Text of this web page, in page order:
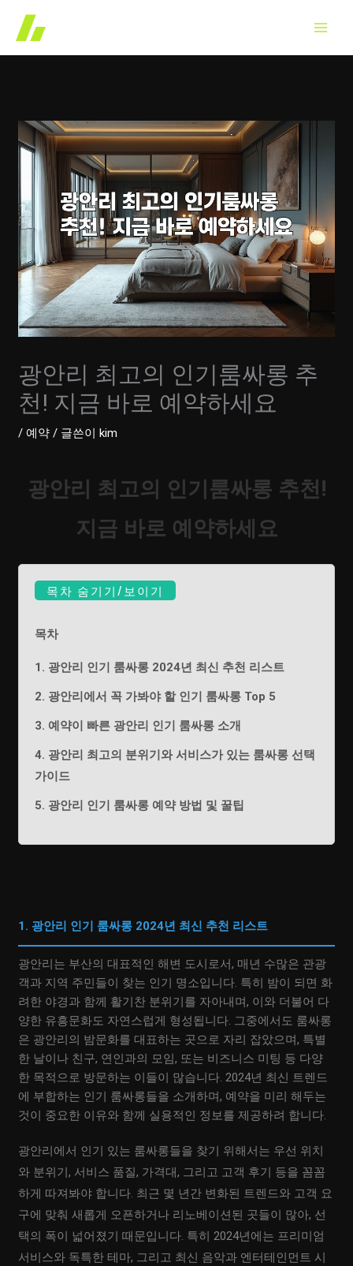
츠
광안리 최고의 인기룸싸롱 추
천! 지금 바로 예약하세요
/예약 / 글쓴이kim
광안리 최고의 인기룸싸롱 추천!
지금 바로 예약하세요
목차 숨기기/보이기
목차
1. 광안리 인기 룸싸롱 2024년 최신 추천 리스트
2. 광안리에서 꼭 가봐야 할 인기 룸싸롱 Top 5
3. 예약이 빠른 광안리 인기 룸싸롱 소개
4. 광안리 최고의 분위기와 서비스가 있는 룸싸롱 선택
가이드
5. 광안리 인기 룸싸롱 예약 방법 및 꿀팁
1. 광안리 인기 룸싸롱 2024년 최신 추천 리스트
광안리는 부산의 대표적인 해변 도시로서, 매년 수많은 관광
객과 지역 주민들이 찾는 인기 명소입니다. 특히 밤이 되면 화
려한 야경과 함께 활기찬 분위기를 자아내며, 이와 더불어 다
양한 유흥문화도 자연스럽게 형성됩니다. 그중에서도 룸싸롱
은 광안리의 밤문화를 대표하는 곳으로 자리 잡았으며, 특별
한 날이나 친구, 연인과의 모임, 또는 비즈니스 미팅 등 다양
한 목적으로 방문하는 이들이 많습니다. 2024년 최신 트렌드
에 부합하는 인기 룸싸롱들을 소개하며, 예약을 미리 해두는
것이 중요한 이유와 함께 실용적인 정보를 제공하려 합니다.
광안리에서 인기 있는 룸싸롱들을 찾기 위해서는 우선 위치
와 분위기, 서비스 품질, 가격대, 그리고 고객 후기 등을 꼼꼼
하게 따져봐야 합니다. 최근 몇 년간 변화된 트렌드와 고객 요
구에 맞춰 새롭게 오픈하거나 리노베이션된 곳들이 많아, 선
택의 폭이 넓어졌기 때문입니다. 특히 2024년에는 프리미엄
서비스와 독특한 테마, 그리고 최신 음악과 엔터테인먼트 시